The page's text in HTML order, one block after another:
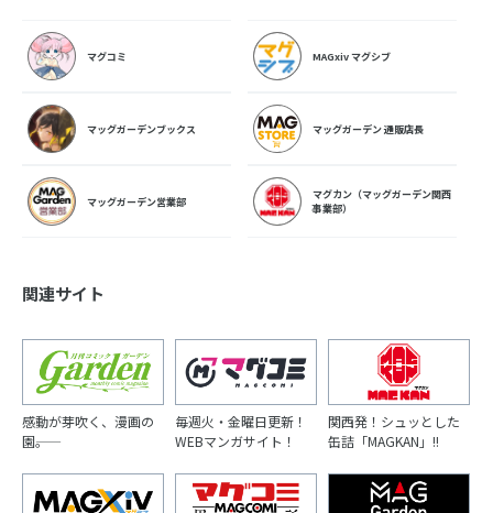
マグコミ MAGxiv マグシブ
マッグガーデンブックス マッグガーデン 通販店長
マッグガーデン営業部
マグカン（マッグガーデン関西
事業部）
関連サイト
感動が芽吹く、漫画の
園――。
毎週火・金曜日更新！
WEBマンガサイト！
関西発！シュッとした
缶詰「MAGKAN」!!